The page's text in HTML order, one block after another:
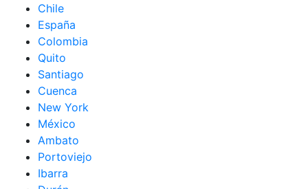
Chile
España
Colombia
Quito
Santiago
Cuenca
New York
México
Ambato
Portoviejo
Ibarra